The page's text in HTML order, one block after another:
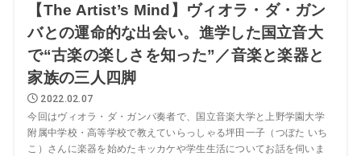
【The Artist’s Mind】ヴィオラ・ダ・ガン
バとの運命的な出会い。進学した国立音大
で“古楽の楽しさを知った”／音楽と楽器と
家族の三人四脚
2022.02.07
今回はヴィオラ・ダ・ガンバ奏者で、国立音楽大学と上野学園大学
附属中学校・高等学校で教えていらっしゃる坪田一子（つぼた いち
こ）さんに楽器を始めたキッカケや学生生活についてお話を伺いま